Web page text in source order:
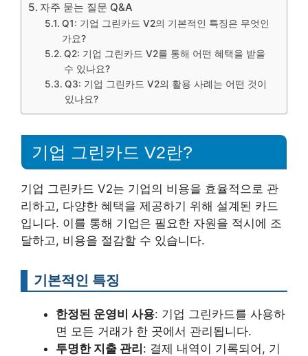
자주 묻는 질문 Q&A
Q1: 기업 그린카드 V2의 기본적인 특징은 무엇인
가요?
Q2: 기업 그린카드 V2를 통해 어떤 혜택을 받을
수 있나요?
Q3: 기업 그린카드 V2의 활용 사례는 어떤 것이
있나요?
기업 그린카드 V2란?
기업 그린카드 V2는 기업의 비용을 효율적으로 관
리하고, 다양한 혜택을 제공하기 위해 설계된 카드
입니다. 이를 통해 기업은 필요한 자원을 적시에 조
달하고, 비용을 절감할 수 있습니다.
기본적인 특징
한정된 운영비 사용: 기업 그린카드를 사용하
면 모든 거래가 한 곳에서 관리됩니다.
투명한 지출 관리: 결제 내역이 기록되어, 기